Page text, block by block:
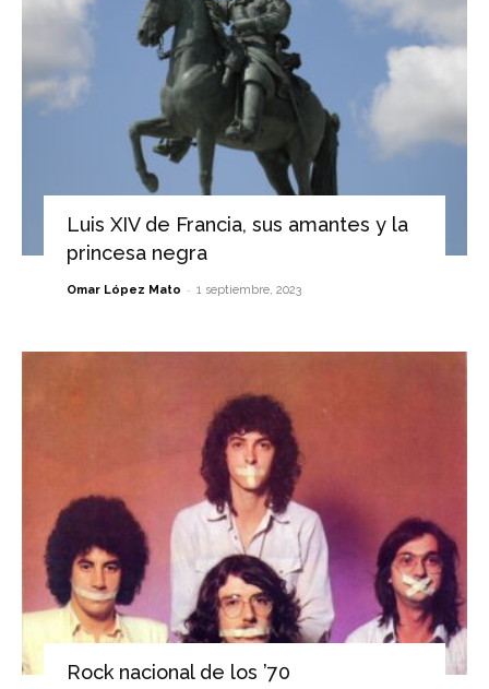
Luis XIV de Francia, sus amantes y la
princesa negra
Omar López Mato - 1 septiembre, 2023
Rock nacional de los ’70